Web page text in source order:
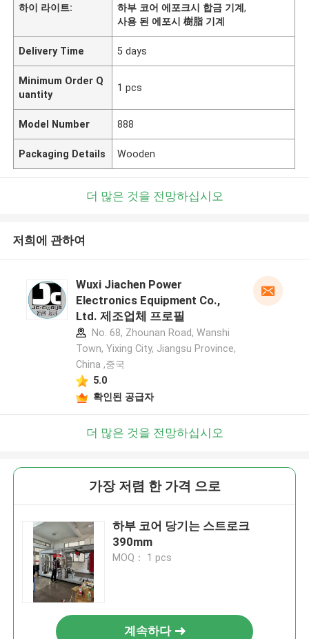
하이 라이트:
하부 코어 에포크시 합금 기계,
사용 된 에포시 樹脂 기계
Delivery Time 5 days
Minimum Order Q
uantity
1 pcs
Model Number 888
Packaging Details Wooden
더 많은 것을 전망하십시오
저희에 관하여
Wuxi Jiachen Power
Electronics Equipment Co.,
Ltd. 제조업체 프로필
No. 68, Zhounan Road, Wanshi
Town, Yixing City, Jiangsu Province,
China ,중국
5.0
확인된 공급자
더 많은 것을 전망하십시오
가장 저렴 한 가격 으로
하부 코어 당기는 스트로크
390mm
MOQ： 1 pcs
계속하다